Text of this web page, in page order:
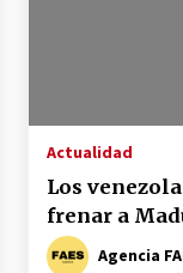
Actualidad
Los
frenar a
Agencia